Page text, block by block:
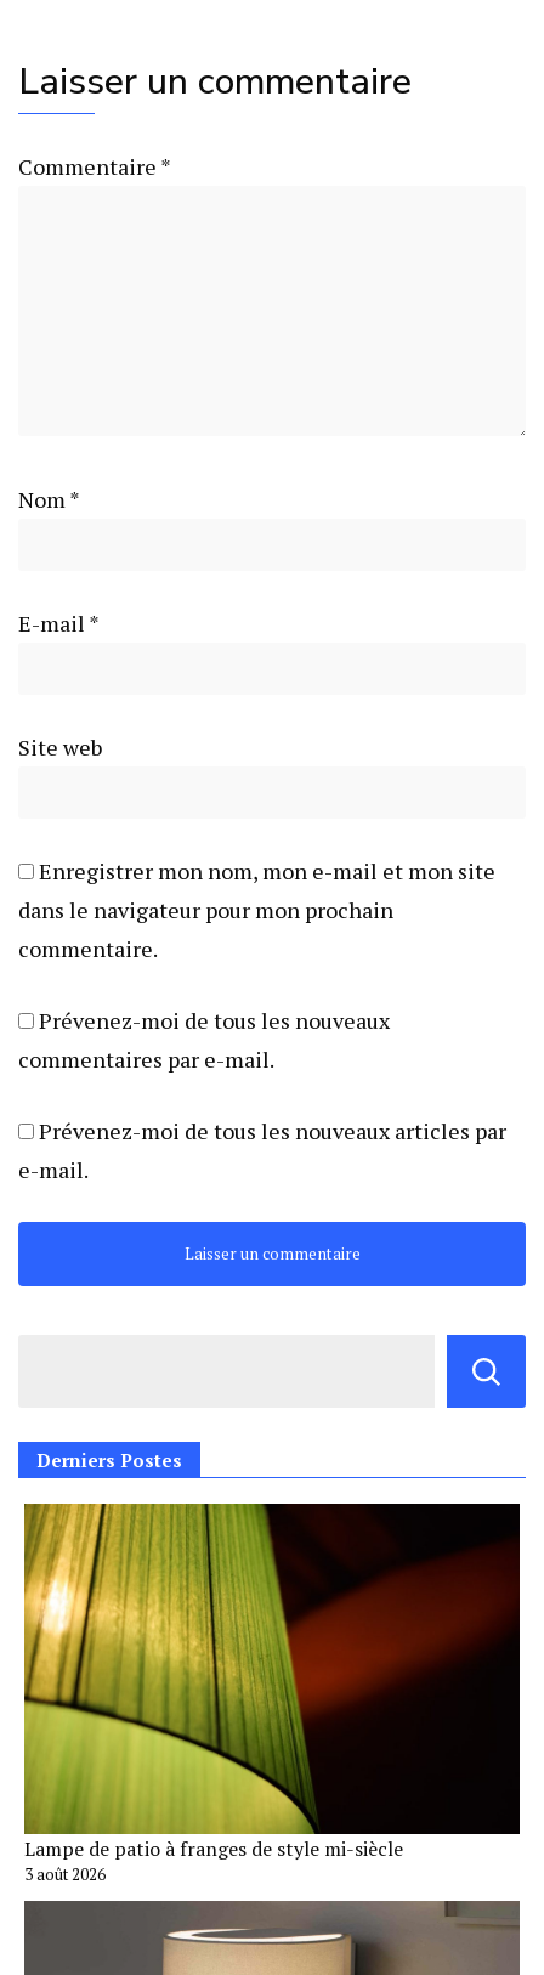
Laisser un commentaire
Commentaire *
Nom*
E-mail *
Site web
Enregistrer mon nom, mon e-mail et mon site
dans le navigateur pour mon prochain
commentaire.
Prévenez-moi de tous les nouveaux
commentaires par e-mail.
Prévenez-moi de tous les nouveaux articles par
e-mail.
Derniers Postes
Lampe de patio à franges de style mi-siècle
3 août 2026